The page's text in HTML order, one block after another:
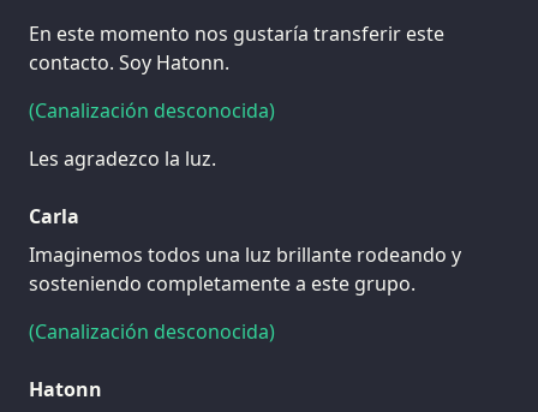
En este momento nos gustaría transferir este
contacto. Soy Hatonn.
(Canalización desconocida)
Les agradezco la luz.
Carla
Imaginemos todos una luz brillante rodeando y
sosteniendo completamente a este grupo.
(Canalización desconocida)
Hatonn